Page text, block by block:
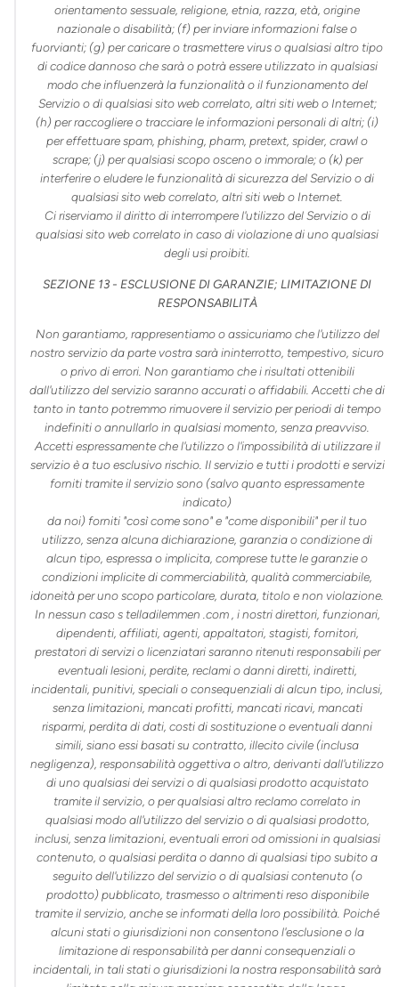
orientamento sessuale, religione, etnia, razza, età, origine
nazionale o disabilità; (f) per inviare informazioni false o
fuorvianti; (g) per caricare o trasmettere virus o qualsiasi altro tipo
di codice dannoso che sarà o potrà essere utilizzato in qualsiasi
modo che influenzerà la funzionalità o il funzionamento del
Servizio o di qualsiasi sito web correlato, altri siti web o Internet;
(h) per raccogliere o tracciare le informazioni personali di altri; (i)
per effettuare spam, phishing, pharm, pretext, spider, crawl o
scrape; (j) per qualsiasi scopo osceno o immorale; o (k) per
interferire o eludere le funzionalità di sicurezza del Servizio o di
qualsiasi sito web correlato, altri siti web o Internet.
Ci riserviamo il diritto di interrompere l'utilizzo del Servizio o di
qualsiasi sito web correlato in caso di violazione di uno qualsiasi
degli usi proibiti.
SEZIONE 13 - ESCLUSIONE DI GARANZIE; LIMITAZIONE DI
RESPONSABILITÀ
Non garantiamo, rappresentiamo o assicuriamo che l'utilizzo del
nostro servizio da parte vostra sarà ininterrotto, tempestivo, sicuro
o privo di errori. Non garantiamo che i risultati ottenibili
dall'utilizzo del servizio saranno accurati o affidabili. Accetti che di
tanto in tanto potremmo rimuovere il servizio per periodi di tempo
indefiniti o annullarlo in qualsiasi momento, senza preavviso.
Accetti espressamente che l'utilizzo o l'impossibilità di utilizzare il
servizio è a tuo esclusivo rischio. Il servizio e tutti i prodotti e servizi
forniti tramite il servizio sono (salvo quanto espressamente
indicato)
da noi) forniti "così come sono" e "come disponibili" per il tuo
utilizzo, senza alcuna dichiarazione, garanzia o condizione di
alcun tipo, espressa o implicita, comprese tutte le garanzie o
condizioni implicite di commerciabilità, qualità commerciabile,
idoneità per uno scopo particolare, durata, titolo e non violazione.
In nessun caso s telladilemmen .com, i nostri direttori, funzionari,
dipendenti, affiliati, agenti, appaltatori, stagisti, fornitori,
prestatori di servizi o licenziatari saranno ritenuti responsabili per
eventuali lesioni, perdite, reclami o danni diretti, indiretti,
incidentali, punitivi, speciali o consequenziali di alcun tipo, inclusi,
senza limitazioni, mancati profitti, mancati ricavi, mancati
risparmi, perdita di dati, costi di sostituzione o eventuali danni
simili, siano essi basati su contratto, illecito civile (inclusa
negligenza), responsabilità oggettiva o altro, derivanti dall'utilizzo
di uno qualsiasi dei servizi o di qualsiasi prodotto acquistato
tramite il servizio, o per qualsiasi altro reclamo correlato in
qualsiasi modo all'utilizzo del servizio o di qualsiasi prodotto,
inclusi, senza limitazioni, eventuali errori od omissioni in qualsiasi
contenuto, o qualsiasi perdita o danno di qualsiasi tipo subito a
seguito dell'utilizzo del servizio o di qualsiasi contenuto (o
prodotto) pubblicato, trasmesso o altrimenti reso disponibile
tramite il servizio, anche se informati della loro possibilità. Poiché
alcuni stati o giurisdizioni non consentono l'esclusione o la
limitazione di responsabilità per danni consequenziali o
incidentali, in tali stati o giurisdizioni la nostra responsabilità sarà